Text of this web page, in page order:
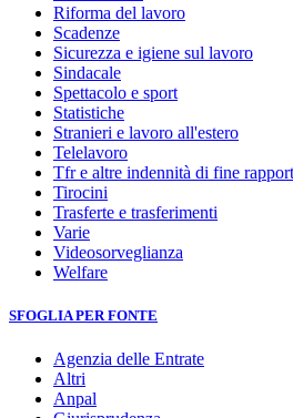
Riforma del lavoro
Scadenze
Sicurezza e igiene sul lavoro
Sindacale
Spettacolo e sport
Statistiche
Stranieri e lavoro all'estero
Telelavoro
Tfr e altre indennità di fine
Tirocini
Trasferte e trasferimenti
Varie
Videosorveglianza
Welfare
SFOGLIA PER FONTE
Agenzia delle Entrate
Altri
Anpal